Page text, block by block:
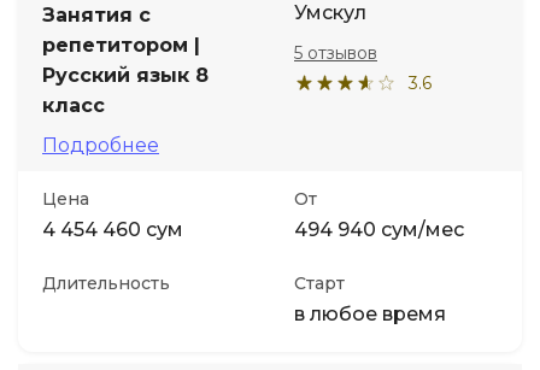
Занятия с
репетитором |
Русский язык 8
класс
Подробнее
Умскул
3.6
5 отзывов
Цена
4 454 460 сум
От
494 940 сум/мес
Длительность Старт
в любое время